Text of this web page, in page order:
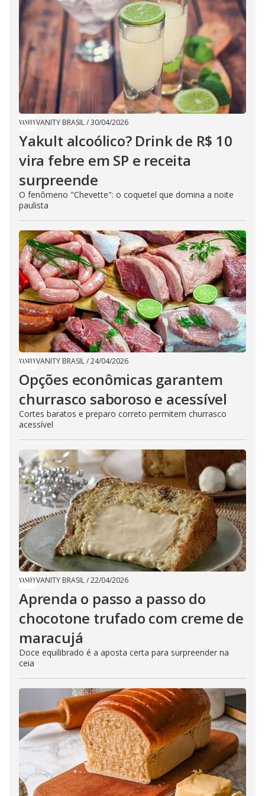
VANITY BRASIL/30/04/2026
Yakult alcoólico? Drink de R$ 10
vira febre em SP e receita
surpreende
​O fenômeno "Chevette": o coquetel que domina a noite
paulista
VANITY BRASIL/24/04/2026
Opções econômicas garantem
churrasco saboroso e acessível
Cortes baratos e preparo correto permitem churrasco
acessível
VANITY BRASIL/22/04/2026
Aprenda o passo a passo do
chocotone trufado com creme de
maracujá
Doce equilibrado é a aposta certa para surpreender na
ceia